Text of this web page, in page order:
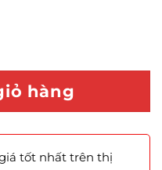
số lượng
hàng
tốt nhất trên thị